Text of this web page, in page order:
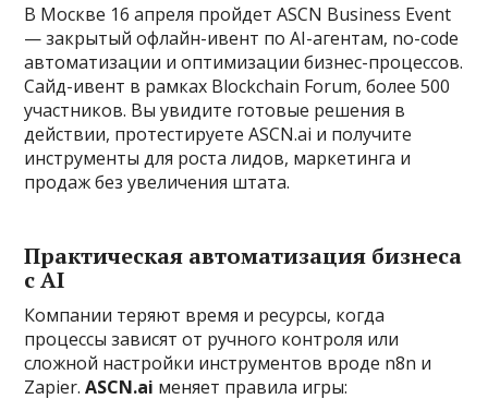
В Москве 16 апреля пройдет ASCN Business Event
— закрытый офлайн-ивент по AI-агентам, no-code
автоматизации и оптимизации бизнес-процессов.
Сайд-ивент в рамках Blockchain Forum, более 500
участников. Вы увидите готовые решения в
действии, протестируете ASCN.ai и получите
инструменты для роста лидов, маркетинга и
продаж без увеличения штата.
Практическая автоматизация бизнеса
с AI
Компании теряют время и ресурсы, когда
процессы зависят от ручного контроля или
сложной настройки инструментов вроде n8n и
Zapier.ASCN.ai меняет правила игры: